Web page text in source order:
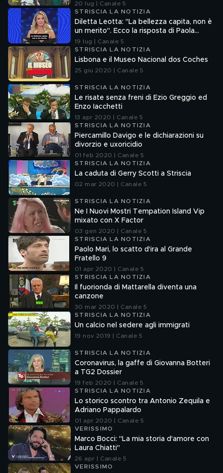
20 lug | Canale 5
STRISCIA LA NOTIZIA
Diletta Leotta: "La bellezza capita, non è
un merito". Ecco la risposta di Paola
Ferrari
19 lug | Canale 5
STRISCIA LA NOTIZIA
Lisbona e il Museo Nacional dos Coches
25 giu 2020 | Canale 5
STRISCIA LA NOTIZIA
Le risate senza freni di Ezio Greggio ed
Enzo Iacchetti
13 apr 2020 | Canale 5
STRISCIA LA NOTIZIA
Piercamillo Davigo e le dichiarazioni su
divorzio e uxoricidio
01 feb 2020 | Canale 5
STRISCIA LA NOTIZIA
La caduta di Gerry Scotti a Striscia
02 mar 2020 | Canale 5
STRISCIA LA NOTIZIA
Ne I Nuovi Mostri Tempation Island Vip
mixato con X Factor
03 gen 2020 | Canale 5
STRISCIA LA NOTIZIA
Paolo Mari, lo scatto d'ira al Grande
Fratello 9
01 apr 2020 | Canale 5
STRISCIA LA NOTIZIA
Il fuorionda di Mattarella diventa una
canzone
30 mar 2020 | Canale 5
STRISCIA LA NOTIZIA
Un calcio nel sedere agli immigrati
19 nov 2019 | Canale 5
STRISCIA LA NOTIZIA
Coronavirus, la gaffe di Giovanna Botteri
a TG2 Dossier
19 feb 2020 | Canale 5
STRISCIA LA NOTIZIA
Lo storico scontro tra Antonio Zequila e
Adriano Pappalardo
01 apr 2020 | Canale 5
VERISSIMO
Marco Bocci: "La mia storia d'amore con
Laura Chiatti"
26 apr | Canale 5
VERISSIMO